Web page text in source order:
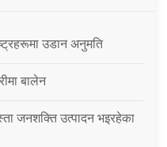
उडान अनुमति
बालेन
जनशक्ति उत्पादन भइरहेका